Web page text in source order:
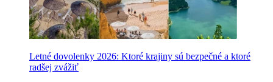
Letné dovolenky 2026: Ktoré krajiny sú bezpečné a ktoré
radšej zvážiť